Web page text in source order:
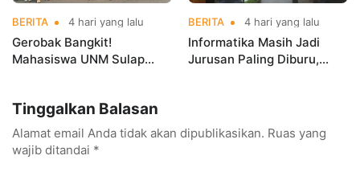
BERITA 4 hari yang lalu
Gerobak Bangkit!
Mahasiswa UNM Sulap
BERITA 4 hari yang lalu
Informatika Masih Jadi
Jurusan Paling Diburu,
Tinggalkan Balasan
Alamat email Anda tidak akan dipublikasikan. Ruas yang
wajib ditandai *